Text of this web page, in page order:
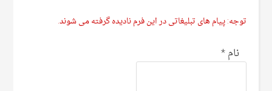
توجه: پیام های تبلیغاتی در این فرم نادیده گرفته می شوند.
نام*